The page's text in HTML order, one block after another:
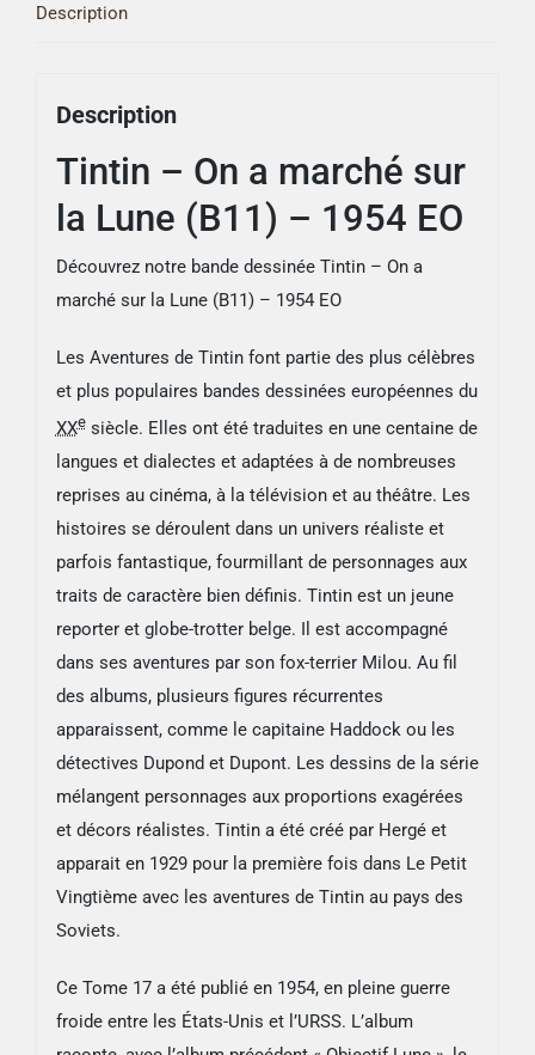
Description
Description
Tintin – On a marché sur
la Lune (B11) – 1954 EO
Découvrez notre bande dessinée Tintin – On a
marché sur la Lune (B11) – 1954 EO
Les Aventures de Tintin font partie des plus célèbres
et plus populaires bandes dessinées européennes du
XXesiècle. Elles ont été traduites en une centaine de
langues et dialectes et adaptées à de nombreuses
reprises au cinéma, à la télévision et au théâtre. Les
histoires se déroulent dans un univers réaliste et
parfois fantastique, fourmillant de personnages aux
traits de caractère bien définis. Tintin est un jeune
reporter et globe-trotter belge. Il est accompagné
dans ses aventures par son fox-terrier Milou. Au fil
des albums, plusieurs figures récurrentes
apparaissent, comme le capitaine Haddock ou les
détectives Dupond et Dupont. Les dessins de la série
mélangent personnages aux proportions exagérées
et décors réalistes. Tintin a été créé par Hergé et
apparait en 1929 pour la première fois dans Le Petit
Vingtième avec les aventures de Tintin au pays des
Soviets.
Ce Tome 17 a été publié en 1954, en pleine guerre
froide entre les États-Unis et l’URSS. L’album